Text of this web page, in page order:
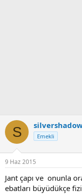
S Emekli
9 Haz 2015
Jant çapı ve onunla
ebatları büyüdükçe